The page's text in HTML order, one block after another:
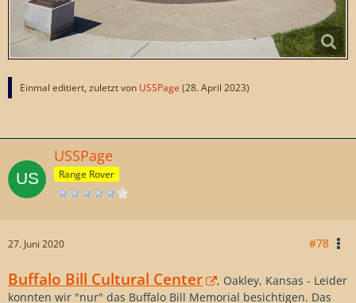
Einmal editiert, zuletzt von USSPage (28. April 2023)
USSPage
Range Rover
27. Juni 2020 #78
Buffalo Bill Cultural Center
, Oakley, Kansas - Leider
konnten wir "nur" das Buffalo Bill Memorial besichtigen. Das